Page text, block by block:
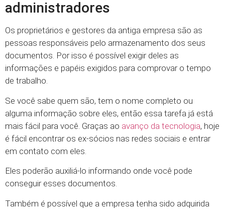
administradores
Os proprietários e gestores da antiga empresa são as
pessoas responsáveis pelo armazenamento dos seus
documentos. Por isso é possível exigir deles as
informações e papéis exigidos para comprovar o tempo
de trabalho.
Se você sabe quem são, tem o nome completo ou
alguma informação sobre eles, então essa tarefa já está
mais fácil para você. Graças ao avanço da tecnologia, hoje
é fácil encontrar os ex-sócios nas redes sociais e entrar
em contato com eles.
Eles poderão auxiliá-lo informando onde você pode
conseguir esses documentos.
Também é possível que a empresa tenha sido adquirida